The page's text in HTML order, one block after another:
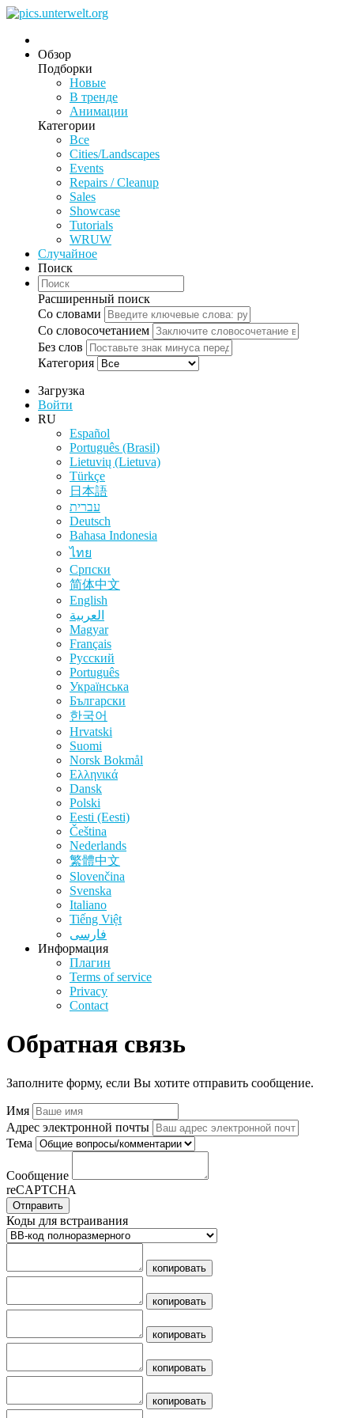
Обзор
Подборки
Новые
В тренде
Анимации
Категории
Все
Cities/Landscapes
Events
Repairs / Cleanup
Sales
Showcase
Tutorials
WRUW
Случайное
Поиск
Расширенный поиск
Со словами
Со словосочетанием
Без слов
Категория
Загрузка
Войти
RU
Español
Português (Brasil)
Lietuvių (Lietuva)
Türkçe
日本語
עברית
Deutsch
Bahasa Indonesia
ไทย
Српски
简体中文
English
العربية
Magyar
Français
Русский
Português
Українська
Български
한국어
Hrvatski
Suomi
‪Norsk Bokmål‬
Ελληνικά
Dansk
Polski
Eesti (Eesti)
Čeština
Nederlands
繁體中文
Slovenčina
Svenska
Italiano
Tiếng Việt
فارسی
Информация
Плагин
Terms of service
Privacy
Contact
Обратная связь
Заполните форму, если Вы хотите отправить сообщение.
Имя
Адрес электронной почты
Тема
Сообщение
reCAPTCHA
Отправить
Коды для встраивания
копировать
копировать
копировать
копировать
копировать